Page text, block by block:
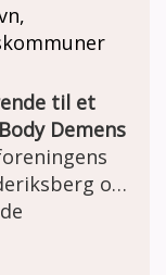
til et
Demens
og
til
Body